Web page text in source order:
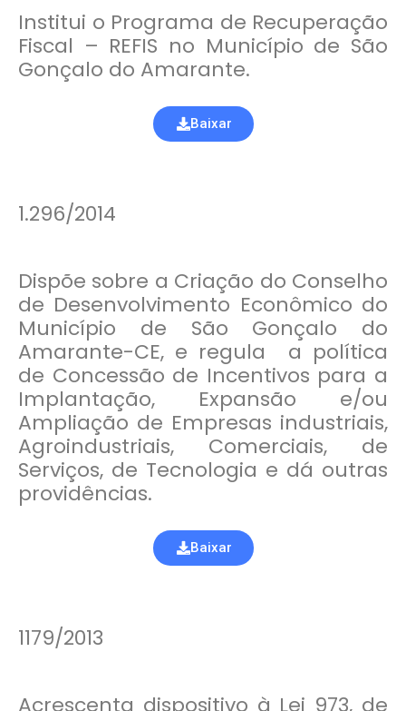
Institui o Programa de Recuperação
Fiscal – REFIS no Município de São
Gonçalo do Amarante.
Baixar
1.296/2014
Dispõe sobre a Criação do Conselho
de Desenvolvimento Econômico do
Município de São Gonçalo do
Amarante-CE, e regula a política
de Concessão de Incentivos para a
Implantação, Expansão e/ou
Ampliação de Empresas industriais,
Agroindustriais, Comerciais, de
Serviços, de Tecnologia e dá outras
providências.
Baixar
1179/2013
Acrescenta dispositivo à Lei 973, de